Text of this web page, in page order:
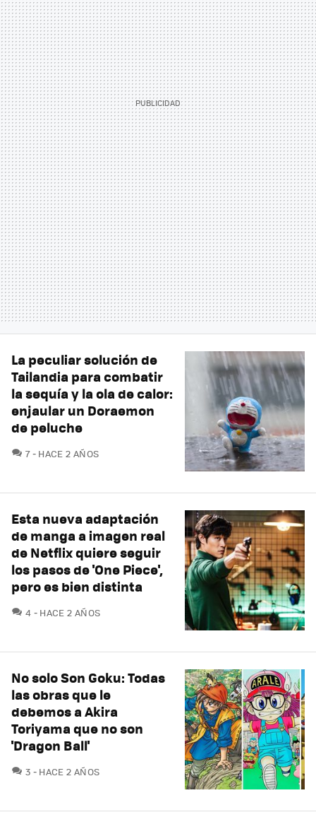
La peculiar solución de
Tailandia para combatir
la sequía y la ola de calor:
enjaular un Doraemon
de peluche
7COMENTARIOS
HACE 2 AÑOS
Esta nueva adaptación
de manga a imagen real
de Netflix quiere seguir
los pasos de 'One Piece',
pero es bien distinta
4 COMENTARIOS
HACE 2 AÑOS
No solo Son Goku: Todas
las obras que le
debemos a Akira
Toriyama que no son
'Dragon Ball'
3 COMENTARIOS
HACE 2 AÑOS